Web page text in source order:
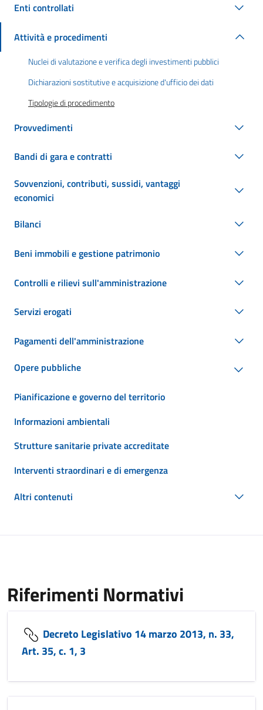
Enti controllati
Attività e procedimenti
Nuclei di valutazione e verifica degli investimenti pubblici
Dichiarazioni sostitutive e acquisizione d'ufficio dei dati
Tipologie di procedimento
Provvedimenti
Bandi di gara e contratti
Sovvenzioni, contributi, sussidi, vantaggi
economici
Bilanci
Beni immobili e gestione patrimonio
Controlli e rilievi sull'amministrazione
Servizi erogati
Pagamenti dell'amministrazione
Opere pubbliche
Pianificazione e governo del territorio
Informazioni ambientali
Strutture sanitarie private accreditate
Interventi straordinari e di emergenza
Altri contenuti
Riferimenti Normativi
Decreto Legislativo 14 marzo 2013, n. 33,
Art. 35, c. 1, 3